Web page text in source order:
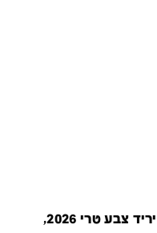
קטלוג זה מציג את כל משתתפי יריד צבע טרי 2026,